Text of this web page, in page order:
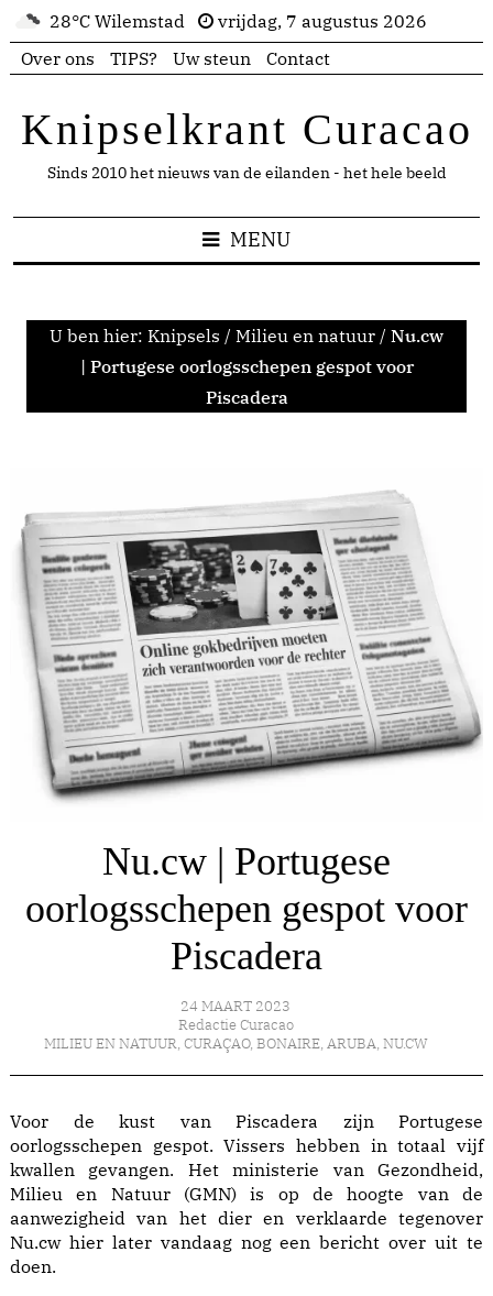
28°C Wilemstad
vrijdag, 7 augustus 2026
Over ons
TIPS? Uw steun Contact
Knipselkrant Curacao
Sinds 2010 het nieuws van de eilanden - het hele beeld
MENU
U ben hier: Knipsels / Milieu en natuur / Nu.cw
| Portugese oorlogsschepen gespot voor
Piscadera
Nu.cw | Portugese
oorlogsschepen gespot voor
Piscadera
24 MAART 2023
Redactie Curacao
MILIEU EN NATUUR, CURAÇAO, BONAIRE, ARUBA, NU.CW
Voor de kust van Piscadera zijn Portugese
oorlogsschepen gespot. Vissers hebben in totaal vijf
kwallen gevangen. Het ministerie van Gezondheid,
Milieu en Natuur (GMN) is op de hoogte van de
aanwezigheid van het dier en verklaarde tegenover
Nu.cw hier later vandaag nog een bericht over uit te
doen.